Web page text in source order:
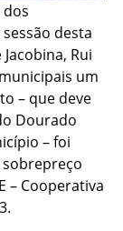
desta
Rui
um
– que deve
Dourado
– foi
– Cooperativa